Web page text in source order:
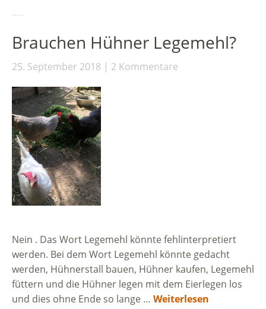
Brauchen Hühner Legemehl?
25. September 2018 2 Kommentare
Nein . Das Wort Legemehl könnte fehlinterpretiert
werden. Bei dem Wort Legemehl könnte gedacht
werden, Hühnerstall bauen, Hühner kaufen, Legemehl
füttern und die Hühner legen mit dem Eierlegen los
und dies ohne Ende so lange … Weiterlesen